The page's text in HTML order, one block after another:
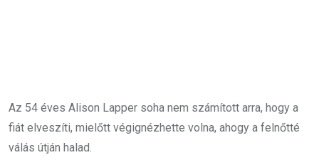
Az 54 éves Alison Lapper soha nem számított arra, hogy a
fiát elveszíti, mielőtt végignézhette volna, ahogy a felnőtté
válás útján halad.